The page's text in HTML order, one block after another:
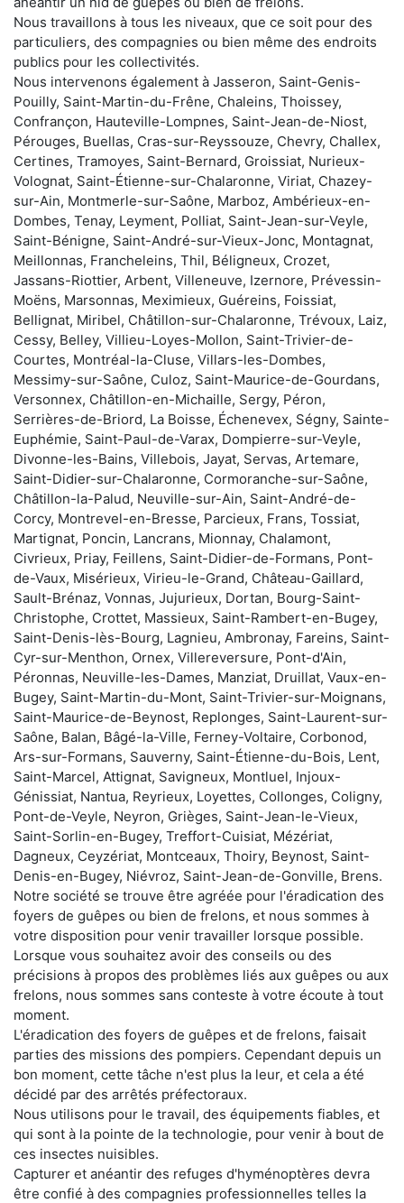
Nous travaillons à tous les niveaux, que ce soit pour des
particuliers, des compagnies ou bien même des endroits
publics pour les collectivités.
Nous intervenons également à Jasseron, Saint-Genis-
Pouilly, Saint-Martin-du-Frêne, Chaleins, Thoissey,
Confrançon, Hauteville-Lompnes, Saint-Jean-de-Niost,
Pérouges, Buellas, Cras-sur-Reyssouze, Chevry, Challex,
Certines, Tramoyes, Saint-Bernard, Groissiat, Nurieux-
Volognat, Saint-Étienne-sur-Chalaronne, Viriat, Chazey-
sur-Ain, Montmerle-sur-Saône, Marboz, Ambérieux-en-
Dombes, Tenay, Leyment, Polliat, Saint-Jean-sur-Veyle,
Saint-Bénigne, Saint-André-sur-Vieux-Jonc, Montagnat,
Meillonnas, Francheleins, Thil, Béligneux, Crozet,
Jassans-Riottier, Arbent, Villeneuve, Izernore, Prévessin-
Moëns, Marsonnas, Meximieux, Guéreins, Foissiat,
Bellignat, Miribel, Châtillon-sur-Chalaronne, Trévoux, Laiz,
Cessy, Belley, Villieu-Loyes-Mollon, Saint-Trivier-de-
Courtes, Montréal-la-Cluse, Villars-les-Dombes,
Messimy-sur-Saône, Culoz, Saint-Maurice-de-Gourdans,
Versonnex, Châtillon-en-Michaille, Sergy, Péron,
Serrières-de-Briord, La Boisse, Échenevex, Ségny, Sainte-
Euphémie, Saint-Paul-de-Varax, Dompierre-sur-Veyle,
Divonne-les-Bains, Villebois, Jayat, Servas, Artemare,
Saint-Didier-sur-Chalaronne, Cormoranche-sur-Saône,
Châtillon-la-Palud, Neuville-sur-Ain, Saint-André-de-
Corcy, Montrevel-en-Bresse, Parcieux, Frans, Tossiat,
Martignat, Poncin, Lancrans, Mionnay, Chalamont,
Civrieux, Priay, Feillens, Saint-Didier-de-Formans, Pont-
de-Vaux, Misérieux, Virieu-le-Grand, Château-Gaillard,
Sault-Brénaz, Vonnas, Jujurieux, Dortan, Bourg-Saint-
Christophe, Crottet, Massieux, Saint-Rambert-en-Bugey,
Saint-Denis-lès-Bourg, Lagnieu, Ambronay, Fareins, Saint-
Cyr-sur-Menthon, Ornex, Villereversure, Pont-d'Ain,
Péronnas, Neuville-les-Dames, Manziat, Druillat, Vaux-en-
Bugey, Saint-Martin-du-Mont, Saint-Trivier-sur-Moignans,
Saint-Maurice-de-Beynost, Replonges, Saint-Laurent-sur-
Saône, Balan, Bâgé-la-Ville, Ferney-Voltaire, Corbonod,
Ars-sur-Formans, Sauverny, Saint-Étienne-du-Bois, Lent,
Saint-Marcel, Attignat, Savigneux, Montluel, Injoux-
Génissiat, Nantua, Reyrieux, Loyettes, Collonges, Coligny,
Pont-de-Veyle, Neyron, Grièges, Saint-Jean-le-Vieux,
Saint-Sorlin-en-Bugey, Treffort-Cuisiat, Mézériat,
Dagneux, Ceyzériat, Montceaux, Thoiry, Beynost, Saint-
Denis-en-Bugey, Niévroz, Saint-Jean-de-Gonville, Brens.
Notre société se trouve être agréée pour l'éradication des
foyers de guêpes ou bien de frelons, et nous sommes à
votre disposition pour venir travailler lorsque possible.
Lorsque vous souhaitez avoir des conseils ou des
précisions à propos des problèmes liés aux guêpes ou aux
frelons, nous sommes sans conteste à votre écoute à tout
moment.
L'éradication des foyers de guêpes et de frelons, faisait
parties des missions des pompiers. Cependant depuis un
bon moment, cette tâche n'est plus la leur, et cela a été
décidé par des arrêtés préfectoraux.
Nous utilisons pour le travail, des équipements fiables, et
qui sont à la pointe de la technologie, pour venir à bout de
ces insectes nuisibles.
Capturer et anéantir des refuges d'hyménoptères devra
être confié à des compagnies professionnelles telles la